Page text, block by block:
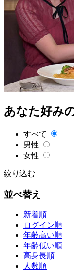
あなた好み
すべて
男性
女性
絞り込む
並べ替え
新着順
ログイン順
年齢高い順
年齢低い順
高身長順
人数順